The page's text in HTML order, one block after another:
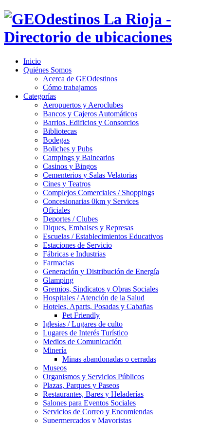
Inicio
Quiénes Somos
Acerca de GEOdestinos
Cómo trabajamos
Categorías
Aeropuertos y Aeroclubes
Bancos y Cajeros Automáticos
Barrios, Edificios y Consorcios
Bibliotecas
Bodegas
Boliches y Pubs
Campings y Balnearios
Casinos y Bingos
Cementerios y Salas Velatorias
Cines y Teatros
Complejos Comerciales / Shoppings
Concesionarias 0km y Services
Oficiales
Deportes / Clubes
Diques, Embalses y Represas
Escuelas / Establecimientos Educativos
Estaciones de Servicio
Fábricas e Industrias
Farmacias
Generación y Distribución de Energía
Glamping
Gremios, Sindicatos y Obras Sociales
Hospitales / Atención de la Salud
Hoteles, Aparts, Posadas y Cabañas
Pet Friendly
Iglesias / Lugares de culto
Lugares de Interés Turístico
Medios de Comunicación
Minería
Minas abandonadas o cerradas
Museos
Organismos y Servicios Públicos
Plazas, Parques y Paseos
Restaurantes, Bares y Heladerías
Salones para Eventos Sociales
Servicios de Correo y Encomiendas
Supermercados y Mayoristas